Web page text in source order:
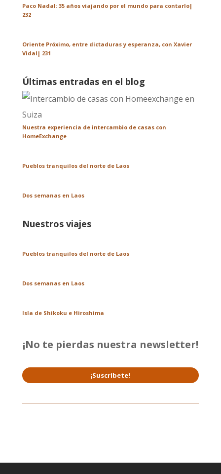
Paco Nadal: 35 años viajando por el mundo para contarlo|
232
Oriente Próximo, entre dictaduras y esperanza, con Xavier
Vidal| 231
Últimas entradas en el blog
Nuestra experiencia de intercambio de casas con
HomeExchange
Pueblos tranquilos del norte de Laos
Dos semanas en Laos
Nuestros viajes
Pueblos tranquilos del norte de Laos
Dos semanas en Laos
Isla de Shikoku e Hiroshima
¡No te pierdas nuestra newsletter!
¡Suscríbete!